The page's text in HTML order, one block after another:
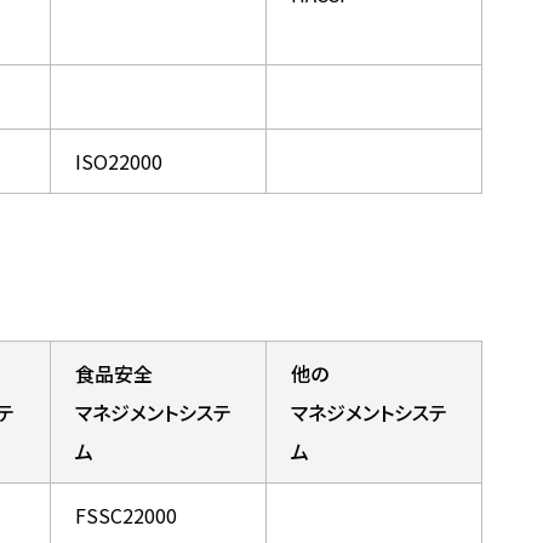
ISO22000
食品安全
マネジメントシステ
ム
他の
マネジメントシステ
ム
FSSC22000